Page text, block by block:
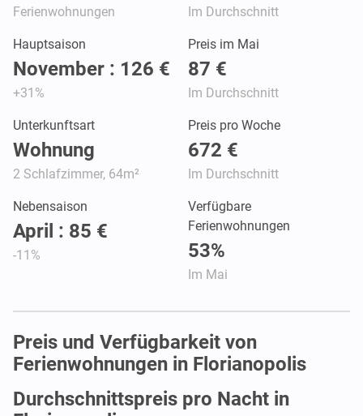
Ferienwohnungen Im Durchschnitt
Hauptsaison
November : 126 €
+31%
Preis im Mai
87 €
Im Durchschnitt
Unterkunftsart
Wohnung
2 Schlafzimmer, 64m²
Preis pro Woche
672 €
Im Durchschnitt
Nebensaison
April : 85 €
-11%
Verfügbare
Ferienwohnungen
53%
Im Mai
Preis und Verfügbarkeit von
Ferienwohnungen in Florianopolis
Durchschnittspreis pro Nacht in